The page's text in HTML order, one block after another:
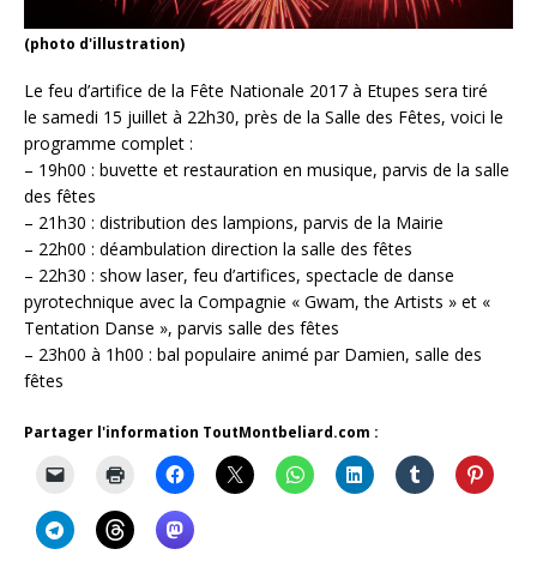
(photo d'illustration)
Le feu d’artifice de la Fête Nationale 2017 à Etupes sera tiré
le samedi 15 juillet à 22h30, près de la Salle des Fêtes, voici le
programme complet :
– 19h00 : buvette et restauration en musique, parvis de la salle
des fêtes
– 21h30 : distribution des lampions, parvis de la Mairie
– 22h00 : déambulation direction la salle des fêtes
– 22h30 : show laser, feu d’artifices, spectacle de danse
pyrotechnique avec la Compagnie « Gwam, the Artists » et «
Tentation Danse », parvis salle des fêtes
– 23h00 à 1h00 : bal populaire animé par Damien, salle des
fêtes
Partager l'information ToutMontbeliard.com :